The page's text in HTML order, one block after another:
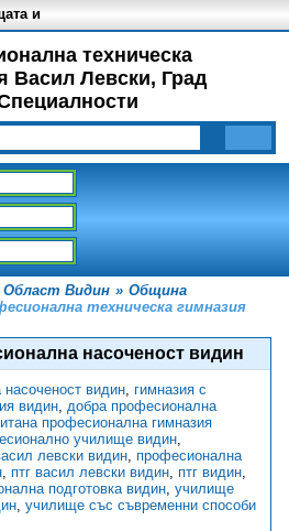
техническа
Васил Левски, Град
и
Област Видин » Община
техническа гимназия
насоченост видин
видин, гимназия с
видин, добра професионална
професионална гимназия
училище видин,
левски видин, професионална
, птг васил левски видин, птг видин,
подготовка видин, училище
, училище със съвременни способи